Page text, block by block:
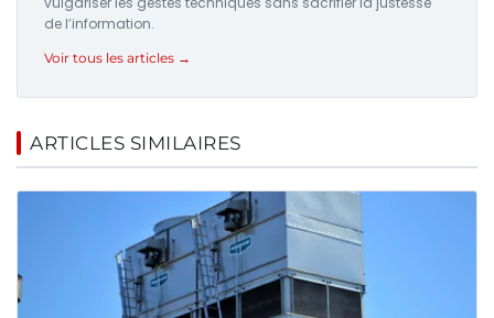
de l’information.
Voir tous les articles →
ARTICLES SIMILAIRES